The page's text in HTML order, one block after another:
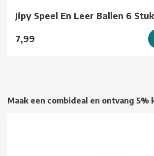
Jipy Speel En Leer Ballen 6
7,99
Maak een combideal en ontvang 5%